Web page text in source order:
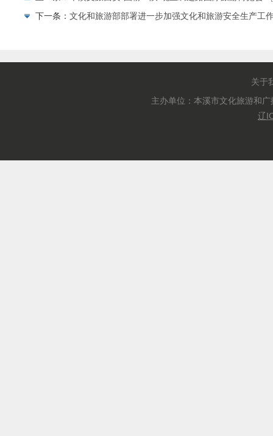
下一条： 文化和旅游部部署进一步加强文化和旅游安全生产工
关于
主办单位：本溪市文化旅游和
辽